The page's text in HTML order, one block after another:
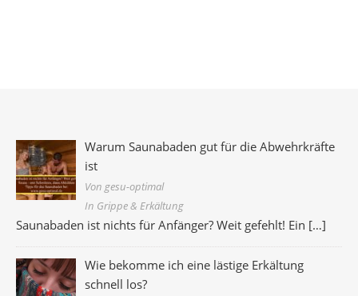
Warum Saunabaden gut für die Abwehrkräfte
ist
Von gesu-optimal
In Grippe & Erkältung
Saunabaden ist nichts für Anfänger? Weit gefehlt! Ein […]
Wie bekomme ich eine lästige Erkältung
schnell los?